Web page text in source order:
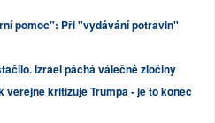
pomoc": Při "vydávání potravin"
Izrael páchá válečné zločiny
veřejně kritizuje Trumpa - je to konec